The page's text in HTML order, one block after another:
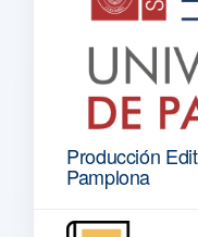
Producción
Pamplona